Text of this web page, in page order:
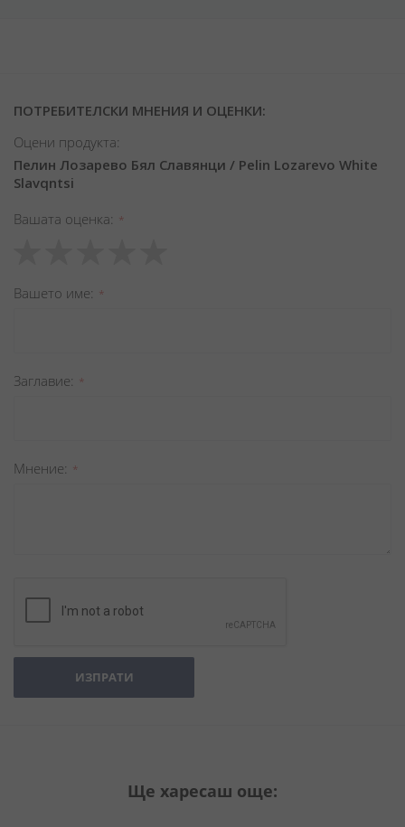
ПОТРЕБИТЕЛСКИ МНЕНИЯ И ОЦЕНКИ:
Оцени продукта:
Пелин Лозарево Бял Славянци / Pelin Lozarevo White
Slavqntsi
Вашата оценка
star
stars
stars
stars
stars
Вашето име
Заглавиe
Мнение
ИЗПРАТИ
Ще харесаш още: